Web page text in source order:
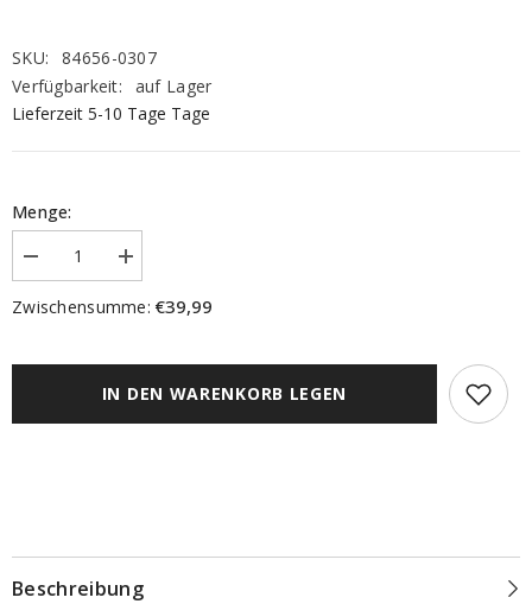
SKU:
84656-0307
Verfügbarkeit:
auf Lager
Lieferzeit 5-10 Tage Tage
Menge:
verringern
für
Flächenvorhang
Menge
erhöhen
für
Flächenvorhang
60x245cm
Zwischensumme:€39,99
IN DEN WARENKORB LEGEN
Beschreibung